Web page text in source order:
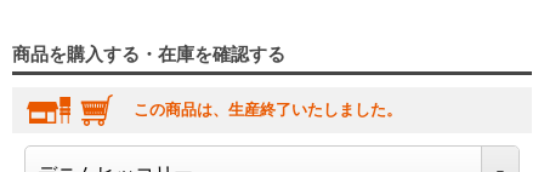
商品を購入する・在庫を確認する
この商品は、生産終了いたしました。